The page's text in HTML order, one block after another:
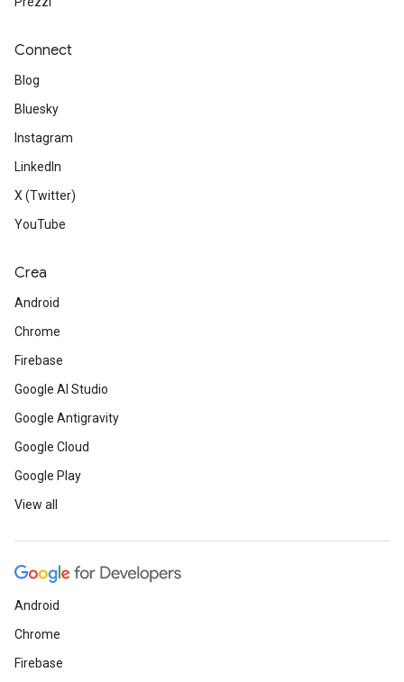
Connect
Blog
Bluesky
Instagram
LinkedIn
X (Twitter)
YouTube
Crea
Android
Chrome
Firebase
Google AI Studio
Google Antigravity
Google Cloud
Google Play
View all
Android
Chrome
Firebase